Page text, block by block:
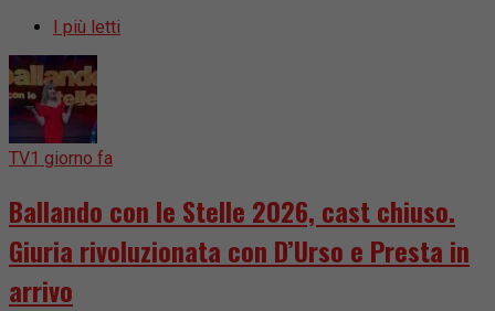
I più letti
TV1 giorno fa
Ballando con le Stelle 2026, cast chiuso.
Giuria rivoluzionata con D’Urso e Presta in
arrivo